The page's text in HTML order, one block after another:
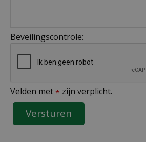
Beveilingscontrole:
Velden met * zijn verplicht.